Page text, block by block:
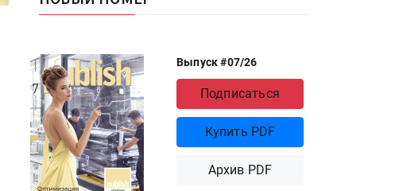
Выпуск #07/26
Подписаться
Купить PDF
Архив PDF